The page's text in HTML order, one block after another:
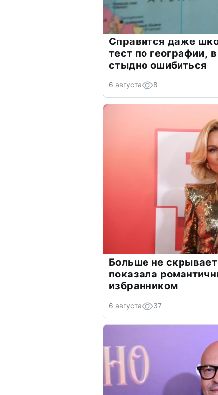
Справится даже
тест по географии,
стыдно ошибиться
6 августа 8
Больше не
показала
избранником
6 августа 37